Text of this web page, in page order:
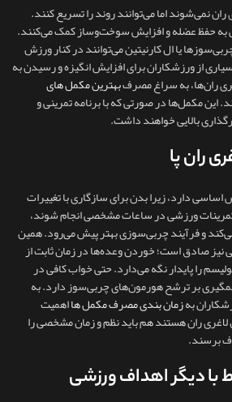
نمی‌شوند اما می‌توانند روند را تسریع کنند.
به حفظ عضله و افزایش سوخت‌وساز کمک می‌کنند.
یا ال کارنیتین می‌توانند در کنار ورزش
از ورزشکاران برای افزایش انگیزه و رسیدن به
ران‌ها، به سراغ مصرفبهترین مکمل های
این مکمل‌ها در صورتی که با برنامه تمرینی و
بالایی خواهند داشت.
ران پا
دارد، زیرا بدن برای سازگاری با تغییرات
تمرینات ورزشی در ساعات مشخصی انجام شوند،
می‌کند و فرآیند چربی‌سوزی بهتر پیش می‌رود. همین
نیز صادق است؛ خوردن وعده‌ها در زمان ثابت از
را پایدار نگه می‌دارد. حتی خواب کافی در
بر ترشح هورمون‌های چربی‌سوز دارد. به
بهزمان بندی مصرف مکمل هااهمیت
ران هستند هم باید نظم و زمان مشخصی را
برسند.
با دیگر اهداف ورزشی